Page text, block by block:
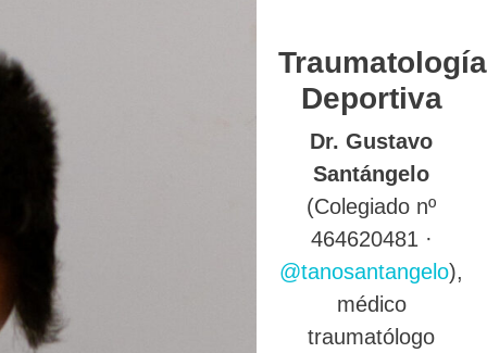
Traumatología
Deportiva
Dr. Gustavo
Santángelo
(Colegiado nº
464620481 ·
@tanosantangelo),
médico
traumatólogo